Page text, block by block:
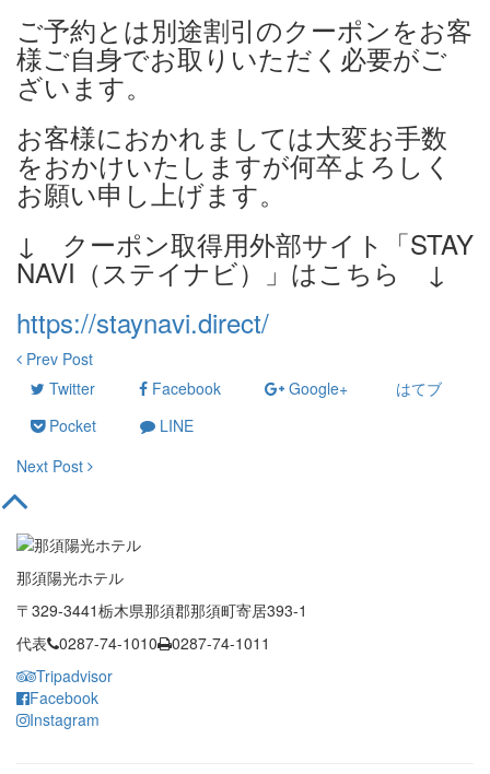
ご予約とは別途割引のクーポンをお客
様ご自身でお取りいただく必要がご
ざいます。
お客様におかれましては大変お手数
をおかけいたしますが何卒よろしく
お願い申し上げます。
↓ クーポン取得用外部サイト「STAY
NAVI（ステイナビ）」はこちら ↓
https://staynavi.direct/
Prev Post
Twitter
Facebook Google+
はてブ
Pocket
LINE
Next Post
那須陽光ホテル
〒329-3441栃木県那須郡那須町寄居393-1
代表 0287-74-1010
0287-74-1011
Tripadvisor
Facebook
Instagram